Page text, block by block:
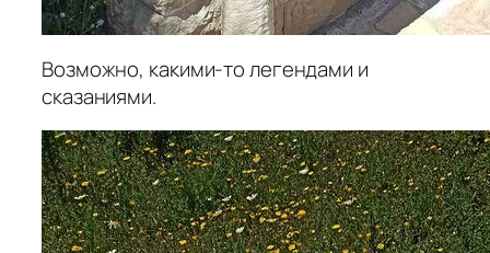
Возможно, какими-то легендами и
сказаниями.